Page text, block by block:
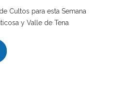
Cultos para esta Semana
y Valle de Tena